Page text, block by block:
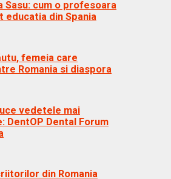
Sasu: cum o profesoara
educatia din Spania
femeia care
Romania si diaspora
vedetele mai
DentOP Dental Forum
din Romania